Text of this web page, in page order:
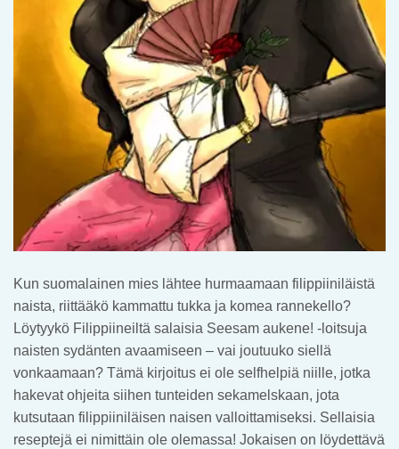
Kun suomalainen mies lähtee hurmaamaan filippiiniläistä
naista, riittääkö kammattu tukka ja komea rannekello?
Löytyykö Filippiineiltä salaisia Seesam aukene! -loitsuja
naisten sydänten avaamiseen – vai joutuuko siellä
vonkaamaan? Tämä kirjoitus ei ole selfhelpiä niille, jotka
hakevat ohjeita siihen tunteiden sekamelskaan, jota
kutsutaan filippiiniläisen naisen valloittamiseksi. Sellaisia
reseptejä ei nimittäin ole olemassa! Jokaisen on löydettävä